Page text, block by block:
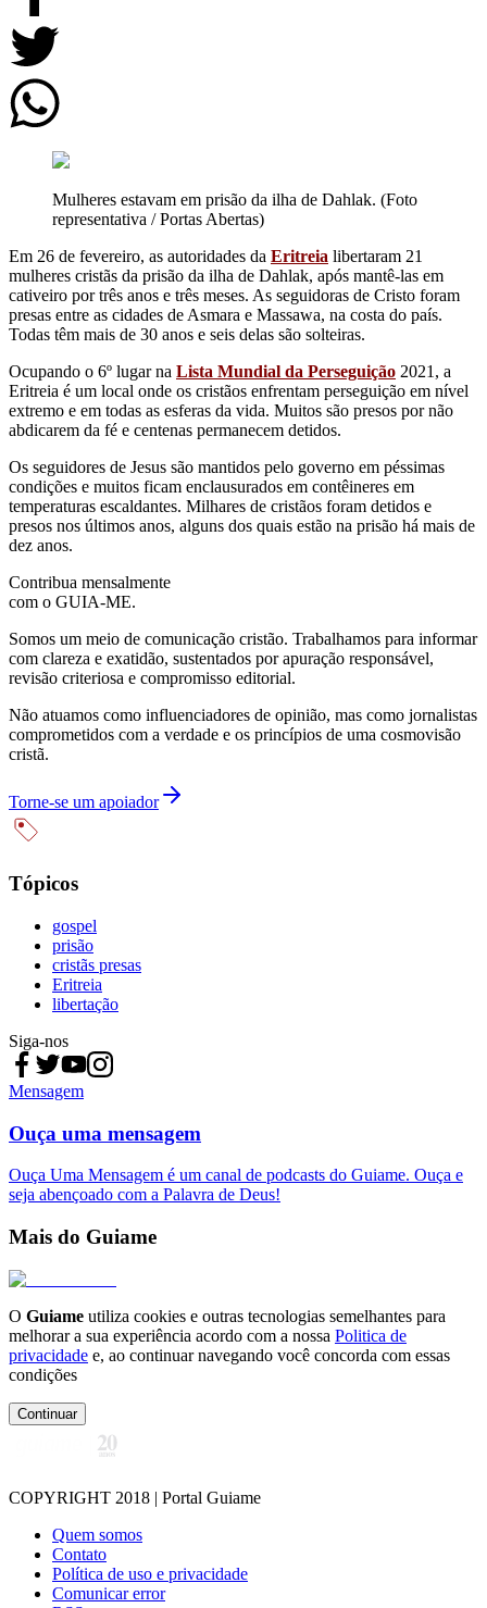
Mulheres estavam em prisão da ilha de Dahlak. (Foto
representativa / Portas Abertas)
Em 26 de fevereiro, as autoridades da Eritreia libertaram 21
mulheres cristãs da prisão da ilha de Dahlak, após mantê-las em
cativeiro por três anos e três meses. As seguidoras de Cristo foram
presas entre as cidades de Asmara e Massawa, na costa do país.
Todas têm mais de 30 anos e seis delas são solteiras.
Ocupando o 6º lugar na Lista Mundial da Perseguição 2021, a
Eritreia é um local onde os cristãos enfrentam perseguição em nível
extremo e em todas as esferas da vida. Muitos são presos por não
abdicarem da fé e centenas permanecem detidos.
Os seguidores de Jesus são mantidos pelo governo em péssimas
condições e muitos ficam enclausurados em contêineres em
temperaturas escaldantes. Milhares de cristãos foram detidos e
presos nos últimos anos, alguns dos quais estão na prisão há mais de
dez anos.
Contribua mensalmente
com o GUIA-ME.
Somos um meio de comunicação cristão. Trabalhamos para informar
com clareza e exatidão, sustentados por apuração responsável,
revisão criteriosa e compromisso editorial.
Não atuamos como influenciadores de opinião, mas como jornalistas
comprometidos com a verdade e os princípios de uma cosmovisão
cristã.
Torne-se um apoiador
Tópicos
gospel
prisão
cristãs presas
Eritreia
libertação
Siga-nos
Mensagem
Ouça uma mensagem
Ouça Uma Mensagem é um canal de podcasts do Guiame. Ouça e
seja abençoado com a Palavra de Deus!
Mais do Guiame
O Guiame utiliza cookies e outras tecnologias semelhantes para
melhorar a sua experiência acordo com a nossa Politica de
privacidade e, ao continuar navegando você concorda com essas
condições
Continuar
COPYRIGHT 2018 | Portal Guiame
Quem somos
Contato
Política de uso e privacidade
Comunicar error